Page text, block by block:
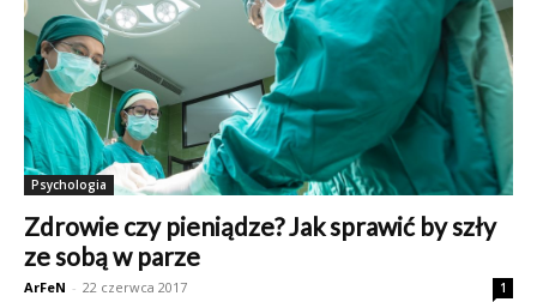
Psychologia
Zdrowie czy pieniądze? Jak sprawić by szły
ze sobą w parze
ArFeN - 22 czerwca 2017 1